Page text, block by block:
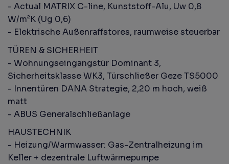
- Actual MATRIX C-line, Kunststoff-Alu, Uw 0,8
W/m²K (Ug 0,6)
- Elektrische Außenraffstores, raumweise steuerbar
TÜREN & SICHERHEIT
- Wohnungseingangstür Dominant 3,
Sicherheitsklasse WK3, Türschließer Geze TS5000
- Innentüren DANA Strategie, 2,20 m hoch, weiß
matt
- ABUS Generalschließanlage
HAUSTECHNIK
- Heizung/Warmwasser: Gas-Zentralheizung im
Keller + dezentrale Luftwärmepumpe